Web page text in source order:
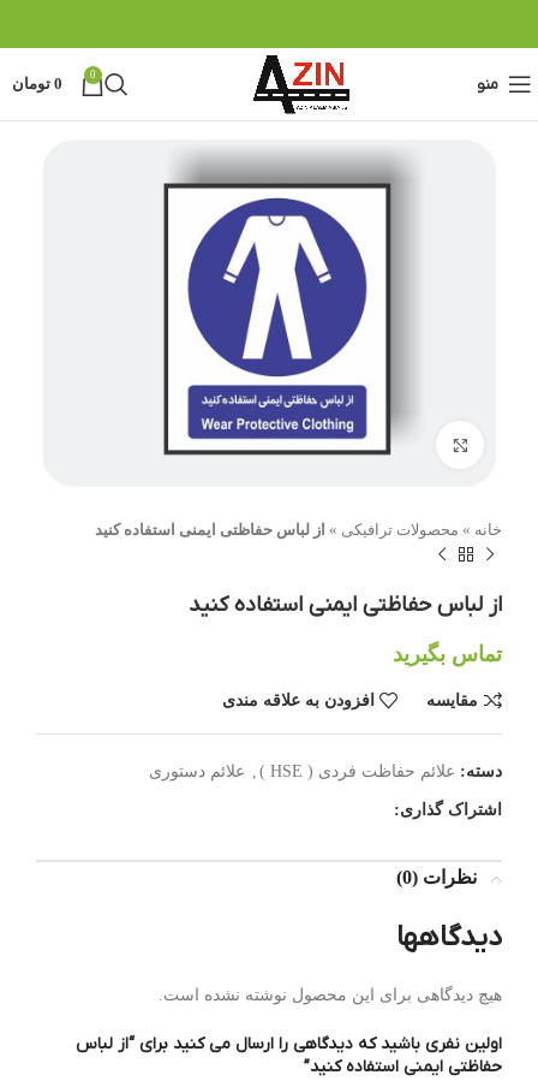
منو 0
0 تومان
بزرگنمایی تصویر
خانه » محصولات ترافیکی » از لباس حفاظتی ایمنی استفاده کنید
از لباس حفاظتی ایمنی استفاده کنید
تماس بگیرید
مقایسه افزودن به علاقه مندی
دسته: علائم حفاظت فردی ( HSE ) , علائم دستوری
اشتراک گذاری:
نظرات (0)
دیدگاهها
هیچ دیدگاهی برای این محصول نوشته نشده است.
اولین نفری باشید که دیدگاهی را ارسال می کنید برای “از لباس
حفاظتی ایمنی استفاده کنید”